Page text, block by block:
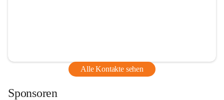
Alle Kontakte sehen
Sponsoren